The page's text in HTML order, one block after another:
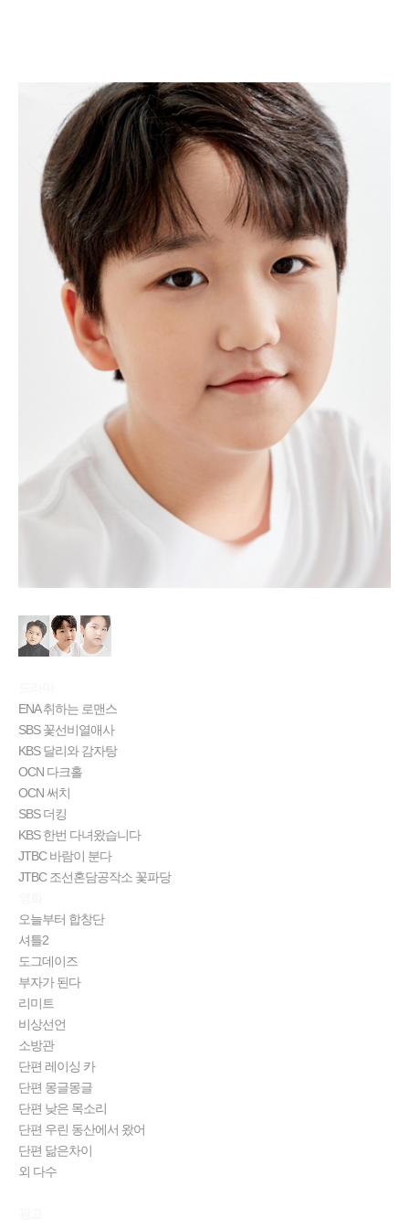
ENA 취하는 로맨스
SBS 꽃선비열애사
KBS 달리와 감자탕
OCN 다크홀
OCN 써치
SBS 더킹
KBS 한번 다녀왔습니다
JTBC 바람이 분다
JTBC 조선혼담공작소 꽃파당
오늘부터 합창단
셔틀2
도그데이즈
부자가 된다
리미트
비상선언
소방관
단편 레이싱 카
단편 몽글몽글
단편 낮은 목소리
단편 우린 동산에서 왔어
단편 닮은차이
외 다수